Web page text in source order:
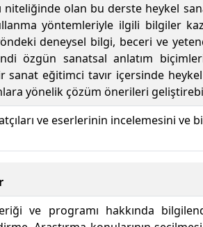
niteliğinde olan bu derste heykel
yöntemleriyle ilgili bilgiler
deneysel bilgi, beceri ve
özgün sanatsal anlatım
sanat eğitimci tavır içersinde
yönelik çözüm önerileri
ve eserlerinin incelemesini
ve programı hakkında